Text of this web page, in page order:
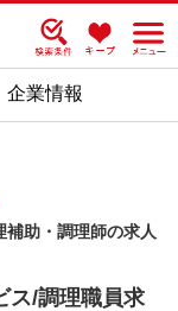
企業情報
助・調理師の求人
ス/調理職員求